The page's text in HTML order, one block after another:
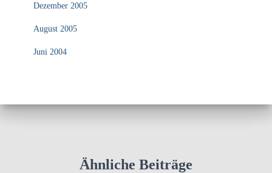
Dezember 2005
August 2005
Juni 2004
Ähnliche Beiträge